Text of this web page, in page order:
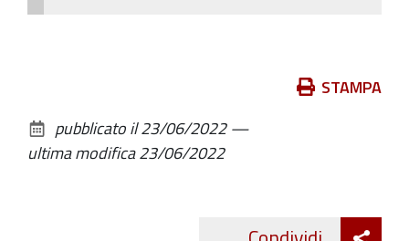
documento
STAMPA
pubblicato il23/06/2022—
ultima modifica23/06/2022